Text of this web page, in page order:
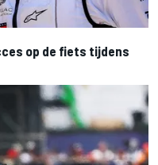
op de fiets tijdens